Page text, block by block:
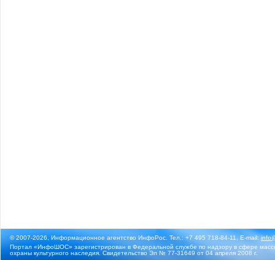
© 2007-2026, Информационное агентство ИнфоРос. Тел.: +7 495 718-84-11, E-mail:
Портал «ИнфоШОС» зарегистрирован в Федеральной службе по надзору в сфере
охраны культурного наследия. Свидетельство Эл № 77-31649 от 04 апреля 2008 г.